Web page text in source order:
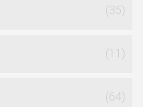
(35)
(11)
(64)